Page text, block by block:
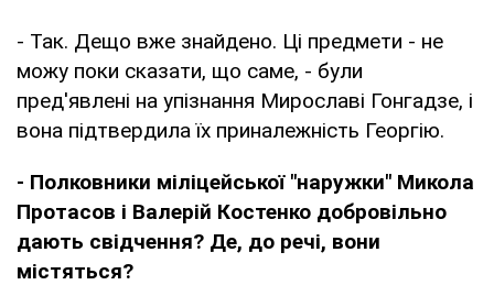
- Так. Дещо вже знайдено. Ці предмети - не
можу поки сказати, що саме, - були
пред'явлені на упізнання Мирославі Гонгадзе, і
вона підтвердила їх приналежність Георгію.
- Полковники міліцейської "наружки" Микола
Протасов і Валерій Костенко добровільно
дають свідчення? Де, до речі, вони
містяться?